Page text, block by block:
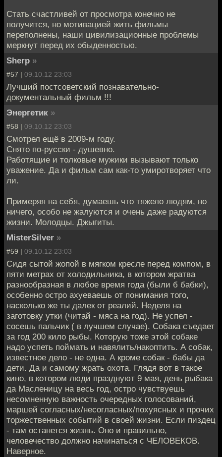
Стать счастливей от просмотра конечно не
получится, но мотивацией жить фильмы
переполнены, наши цивилизационные проблемы
меркнут перед их обыденностью.
Sherp »
#57 | 09.10.12 23:03
Лучший постсоветский познавательно-
документальный фильм !!!
Энергетик »
#58 | 09.10.12 23:03
Смотрел ещё в 2009-м году.
Снято по-русски - душевно.
Работящие и толковые мужики вызывают только
уважение. Да и фильм сам как-то умиротворяет что
ли.
Примеряя на себя, думаешь что тяжело людям, но
ничего, особо не жалуются и очень даже радуются
жизни. Молодцы. Джыгиты.
MisterSilver »
#59 | 09.10.12 23:03
Сидя сытой жопой в мягком кресле перед компом, в
пяти метрах от холодильника, в котором жратва
разнообразная в любое время года (были б бабки),
особенно остро ахуеваешь от понимания того,
насколько же ты далек от реалий. Неделя на
заготовку утки (читай - мяса на год). Не успел -
сосешь пальчик ( в лучшем случае). Собака съедает
за год 200 кило рыбы. Которую тоже этой собаке
надо успеть поймать и навялить/накоптить. А собак,
известное дело - не одна. А кроме собак - бабы да
дети. Да и самому жрать охота. Глядя вот в такое
кино, в котором люди празднуют 9 мая, день рыбака
да Масленицу на весь год, остро чувствуешь
несомненную важность очередных голосований,
маршей согласных/несогласных/похуясных и прочих
торжественных событий в своей жизни. Если пиздец
- там останется жизнь. Оно и правильно,
человечество должно начинаться с ЧЕЛОВЕКОВ.
Наверное.